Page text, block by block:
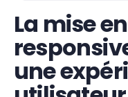
La mise
une